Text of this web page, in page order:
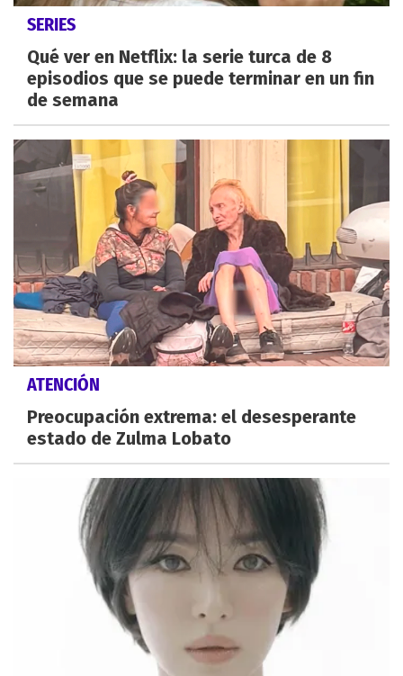
SERIES
Qué ver en Netflix: la serie turca de 8
episodios que se puede terminar en un fin
de semana
ATENCIÓN
Preocupación extrema: el desesperante
estado de Zulma Lobato